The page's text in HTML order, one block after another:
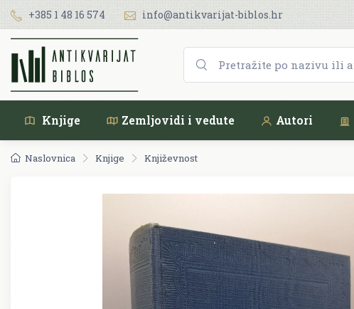
+385 1 48 16 574 info@antikvarijat-biblos.hr
Knjige Zemljovidi i vedute Autori
Naslovnica Knjige Književnost